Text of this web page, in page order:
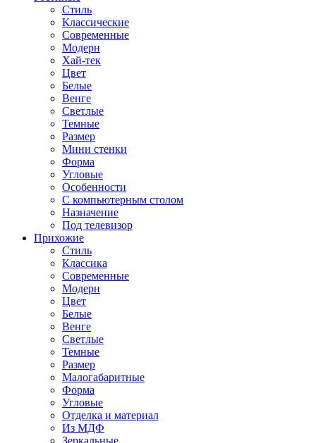
Стиль
Классические
Современные
Модерн
Хай-тек
Цвет
Белые
Венге
Светлые
Темные
Размер
Мини стенки
Форма
Угловые
Особенности
С компьютерным столом
Назначение
Под телевизор
Прихожие
Стиль
Классика
Современные
Модерн
Цвет
Белые
Венге
Светлые
Темные
Размер
Малогабаритные
Форма
Угловые
Отделка и материал
Из МДФ
Зеркальные